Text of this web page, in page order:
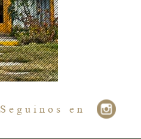
Seguinos en